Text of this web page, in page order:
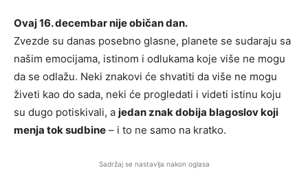
Ovaj 16. decembar nije običan dan.
Zvezde su danas posebno glasne, planete se sudaraju sa
našim emocijama, istinom i odlukama koje više ne mogu
da se odlažu. Neki znakovi će shvatiti da više ne mogu
živeti kao do sada, neki će progledati i videti istinu koju
su dugo potiskivali, a jedan znak dobija blagoslov koji
menja tok sudbine – i to ne samo na kratko.
Sadržaj se nastavlja nakon oglasa